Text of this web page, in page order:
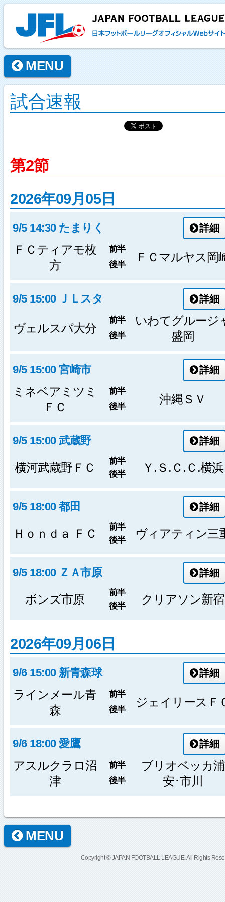
MENU
試合速報
第2節
2026年09月05日
9/5 14:30 たまりく 詳細
ＦＣティアモ枚
方
前半
ＦＣマルヤス岡
後半
9/5 15:00 ＪＬスタ 詳細
ヴェルスパ大分
前半
いわてグルージ
盛岡
後半
9/5 15:00 宮崎市 詳細
ミネベアミツミ
ＦＣ
前半
沖縄ＳＶ
後半
9/5 15:00 武蔵野 詳細
横河武蔵野ＦＣ 前半 Ｙ.Ｓ.Ｃ.Ｃ.横浜
後半
9/5 18:00 都田 詳細
Ｈｏｎｄａ ＦＣ 前半 ヴィアティン三
後半
9/5 18:00 ＺＡ市原 詳細
ボンズ市原 前半 クリアソン新宿
後半
2026年09月06日
9/6 15:00 新青森球 詳細
ラインメール青
森
前半
ジェイリースＦ
後半
9/6 18:00 愛鷹 詳細
アスルクラロ沼
津
前半
ブリオベッカ浦
安･市川
後半
MENU
Copyright © JAPAN FOOTBALL LEAGUE. All Rights